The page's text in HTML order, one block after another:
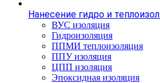
Нанесение гидро и
ВУС изоляция
Гидроизоляция
ППМИ теплоизоляция
ППУ изоляция
ЦПП изоляция
Эпоксидная изоляция